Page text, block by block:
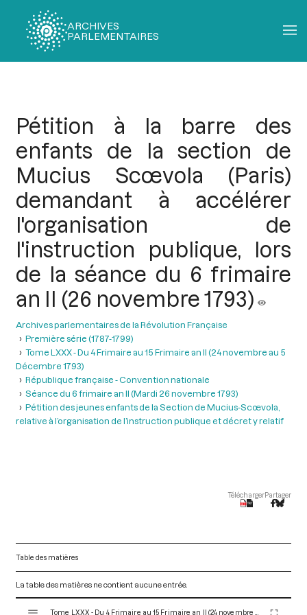
ARCHIVES
PARLEMENTAIRES
Pétition à la barre des
enfants de la section de
Mucius Scœvola (Paris)
demandant à accélérer
l'organisation de
l'instruction publique, lors
de la séance du 6 frimaire
an II (26 novembre 1793)
Archives parlementaires de la Révolution Française
Première série (1787-1799)
Tome LXXX - Du 4 Frimaire au 15 Frimaire an II (24 novembre au 5
Décembre 1793)
République française - Convention nationale
Séance du 6 frimaire an II (Mardi 26 novembre 1793)
Pétition des jeunes enfants de la Section de Mucius-ScœvoIa,
relative à l’organisation de l’instruction publique et décret y relatif
TéléchargerPartager
Table des matières
La table des matières ne contient aucune entrée.